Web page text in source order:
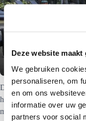
Deze website
We gebruiken
personaliseren, om
en om ons
informatie over uw
partners voor social
Darwin
Dankzij zijn bloeiende tuin
het hartje van Darwin wel
meer informatie.